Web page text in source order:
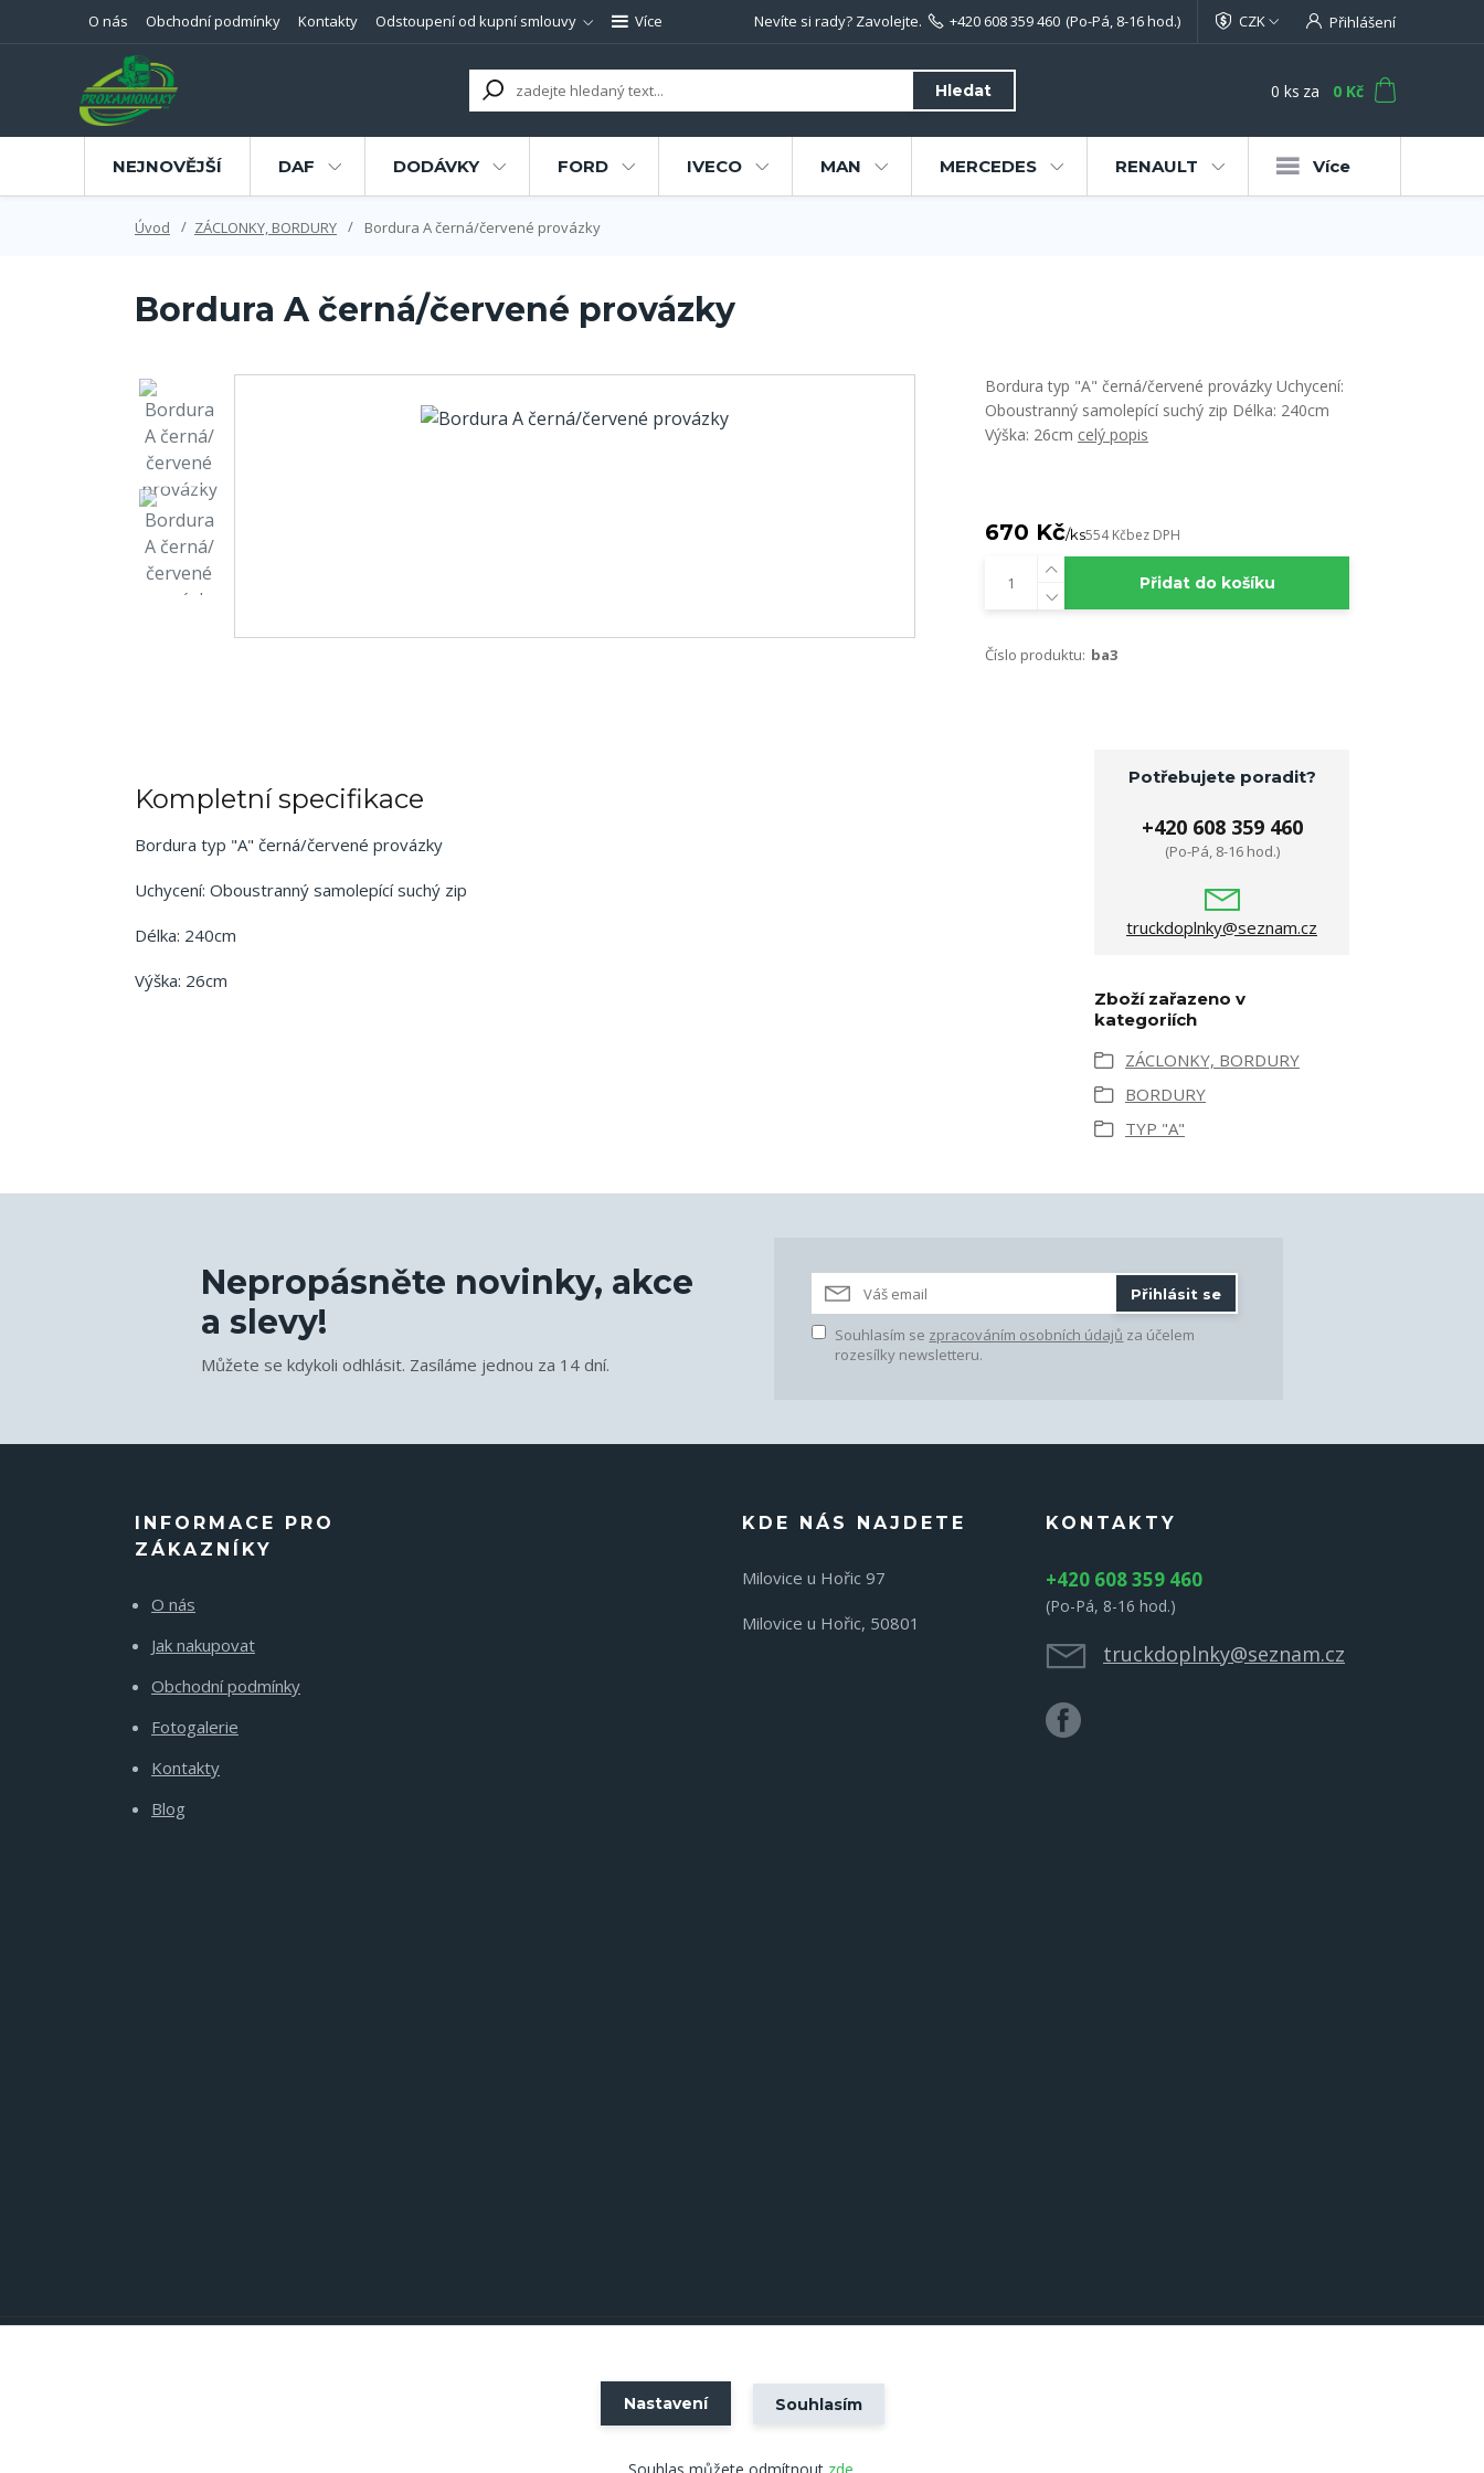
O nás Obchodní podmínky Kontakty Odstoupení od kupní smlouvy Více CZK Přihlášení
Hledat
Nevíte si rady? Zavolejte. +420 608 359 460 (Po-Pá, 8-16 hod.)
0 ks za 0 Kč
NEJNOVĚJŠÍ DAF DODÁVKY FORD IVECO MAN MERCEDES RENAULT Více
Úvod ZÁCLONKY, BORDURY Bordura A černá/červené provázky
Bordura A černá/červené provázky
Bordura typ "A" černá/červené provázky Uchycení:
Oboustranný samolepící suchý zip Délka: 240cm
Výška: 26cm celý popis
670 Kč/ks554 Kčbez DPH
Přidat do košíku
Číslo produktu: ba3
Kompletní specifikace
Bordura typ "A" černá/červené provázky
Uchycení: Oboustranný samolepící suchý zip
Délka: 240cm
Výška: 26cm
Potřebujete poradit?
+420 608 359 460
(Po-Pá, 8-16 hod.)
truckdoplnky@seznam.cz
Zboží zařazeno v
kategoriích
ZÁCLONKY, BORDURY
BORDURY
TYP "A"
Nepropásněte novinky, akce
a slevy!
Můžete se kdykoli odhlásit. Zasíláme jednou za 14 dní.
Přihlásit se
Souhlasím se zpracováním osobních údajů za účelem
rozesílky newsletteru.
INFORMACE PRO
ZÁKAZNÍKY
O nás
Jak nakupovat
Obchodní podmínky
Fotogalerie
Kontakty
Blog
KDE NÁS NAJDETE
Milovice u Hořic 97
Milovice u Hořic, 50801
KONTAKTY
+420 608 359 460
(Po-Pá, 8-16 hod.)
truckdoplnky@seznam.cz
Vytvořeno na Eshop-rychle.cz
Nastavení Souhlasím